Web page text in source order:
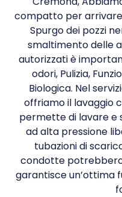
compatto per
Spurgo dei pozzi
smaltimento delle
autorizzati è
odori, Pulizia,
Biologica. Nel
offriamo il lavaggio
permette di lavare e
ad alta pressione
tubazioni di
condotte
garantisce un’ottima